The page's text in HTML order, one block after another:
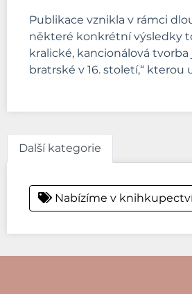
Publikace vznikla v rámci
některé konkrétní výsledky
kralické, kancionálová
bratrské v 16. století,“
Další kategorie
Nabízíme v